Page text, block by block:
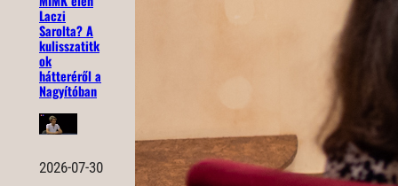
Laczi
Sarolta? A
kulisszatitk
ok
hátteréről a
Nagyítóban
2026-07-30